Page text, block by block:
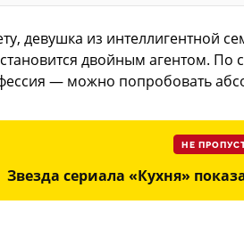
девушка из интеллигентной
двойным агентом. По
— можно попробовать
НЕ
Звезда сериала «Кухня»